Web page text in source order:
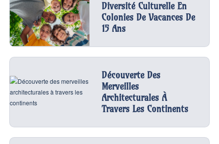
Diversité Culturelle En
Colonies De Vacances De
15 Ans
Découverte Des
Merveilles
Architecturales À
Travers Les Continents